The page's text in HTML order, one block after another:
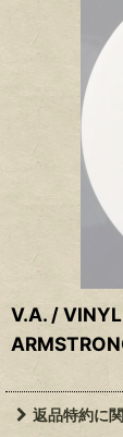
V.A. /
返品特約に